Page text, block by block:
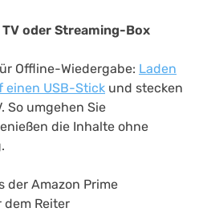
oder Streaming-Box
Offline-Wiedergabe: Laden
einen USB-Stick und stecken
So umgehen Sie
die Inhalte ohne
der Amazon Prime
Reiter